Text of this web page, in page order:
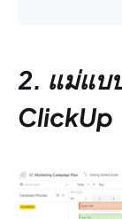
2. แม่แบ
ClickUp